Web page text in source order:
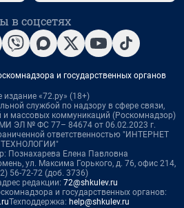
в соцсетях
и государственных органов
издание «72.ру» (18+)
службой по надзору в сфере связи,
и массовых коммуникаций (Роскомнадзор)
ЭЛ № ФС 77– 84674 от 06.02.2023 г.
ответственностью "ИНТЕРНЕТ
ТЕХНОЛОГИИ"
Познахарева Елена Павловна
ул. Максима Горького, д. 76, офис 214,
56-72-72 (доб. 3736)
редакции: 72@shkulev.ru
и государственных органов:
Техподдержка: help@shkulev.ru